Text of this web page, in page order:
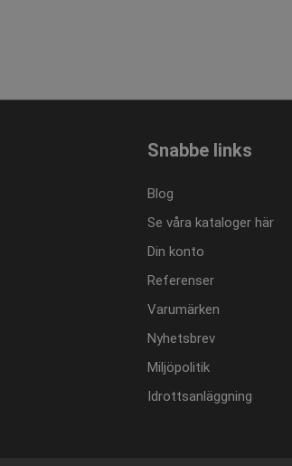
Snabbe links
Blog
Se våra kataloger här
Din konto
Referenser
Varumärken
Nyhetsbrev
Miljöpolitik
Idrottsanläggning